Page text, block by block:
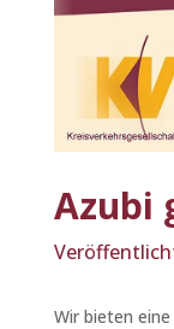
Azubi
Wir bieten